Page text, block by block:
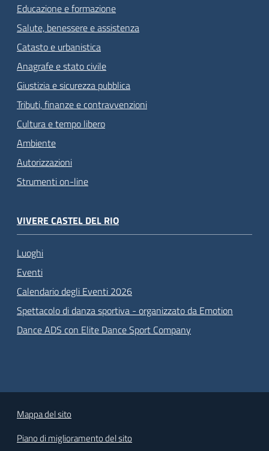
Educazione e formazione
Salute, benessere e assistenza
Catasto e urbanistica
Anagrafe e stato civile
Giustizia e sicurezza pubblica
Tributi, finanze e contravvenzioni
Cultura e tempo libero
Ambiente
Autorizzazioni
Strumenti on-line
VIVERE CASTEL DEL RIO
Luoghi
Eventi
Calendario degli Eventi 2026
Spettacolo di danza sportiva - organizzato da Emotion
Dance ADS con Elite Dance Sport Company
Mappa del sito
Piano di miglioramento del sito